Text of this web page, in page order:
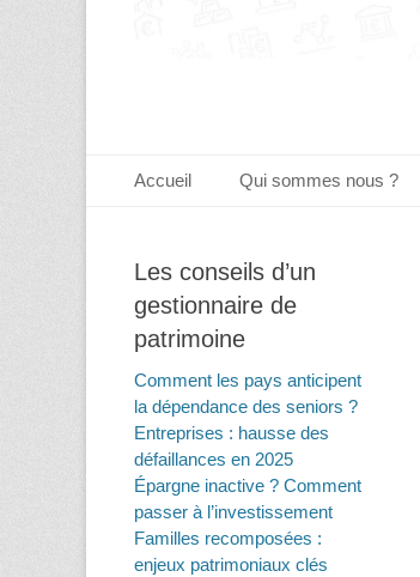
Menu principal
Accueil Qui sommes nous ?
Les conseils d’un
gestionnaire de
patrimoine
Comment les pays anticipent
la dépendance des seniors ?
Entreprises : hausse des
défaillances en 2025
Épargne inactive ? Comment
passer à l’investissement
Familles recomposées :
enjeux patrimoniaux clés